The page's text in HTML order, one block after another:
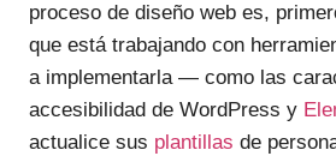
proceso de diseño web es,
que está trabajando con
a implementarla — como las
accesibilidad de WordPress y
actualice sus plantillas de